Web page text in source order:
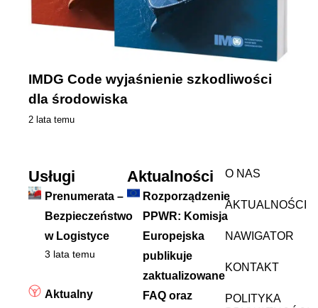
IMDG Code wyjaśnienie szkodliwości
dla środowiska
2 lata temu
Usługi
Prenumerata –
Bezpieczeństwo
w Logistyce
3 lata temu
Aktualny
Aktualności
Rozporządzenie
PPWR: Komisja
Europejska
publikuje
zaktualizowane
FAQ oraz
O NAS
AKTUALNOŚCI
NAWIGATOR
KONTAKT
POLITYKA